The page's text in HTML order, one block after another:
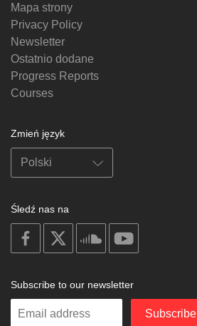
Mapa strony
Privacy Policy
Newsletter
Ostatnio dodane
Progress Reports
Courses
Zmień język
Śledź nas na
on
facebook
soundcloud
Subscribe to our newsletter
Enter
Subscribe